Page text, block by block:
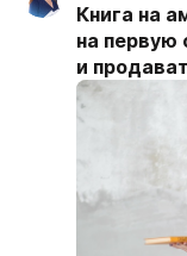
Книга на
на первую
и